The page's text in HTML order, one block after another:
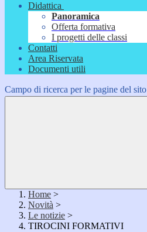
Didattica
Panoramica
Offerta formativa
I progetti delle classi
Contatti
Area Riservata
Documenti utili
Campo di ricerca per le pagine del sito
Home >
Novità >
Le notizie >
TIROCINI FORMATIVI